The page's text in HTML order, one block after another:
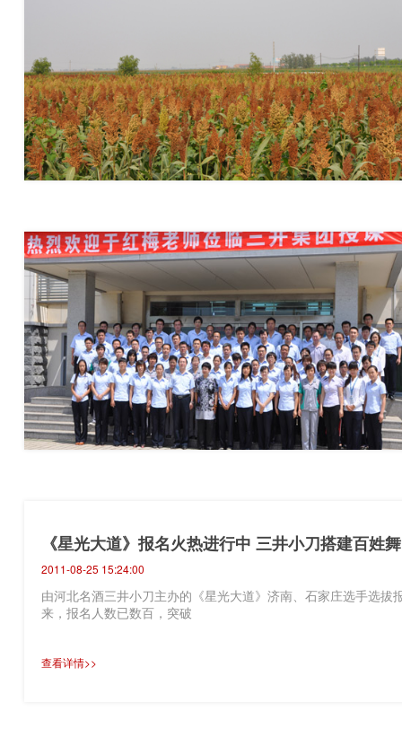
《星光大道》报名火热进行中 三井小刀搭建百姓
2011-08-25 15:24:00
由河北名酒三井小刀主办的《星光大道》济南、石家庄选手选
来，报名人数已数百，突破
查看详情>>